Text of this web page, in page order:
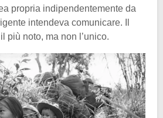
propria indipendentemente da
intendeva comunicare. Il
più noto, ma non l’unico.